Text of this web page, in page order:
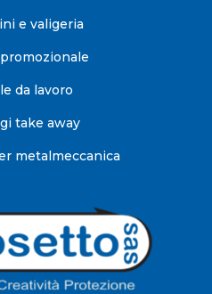
e valigeria
da lavoro
take away
metalmeccanica